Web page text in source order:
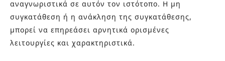
αναγνωριστικά σε αυτόν τον ιστότοπο. Η μη
συγκατάθεση ή η ανάκληση της συγκατάθεσης,
μπορεί να επηρεάσει αρνητικά ορισμένες
λειτουργίες και χαρακτηριστικά.